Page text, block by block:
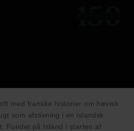
med franske historier om høvisk
som afstivning i en islandsk
Fundet på Island i starten af